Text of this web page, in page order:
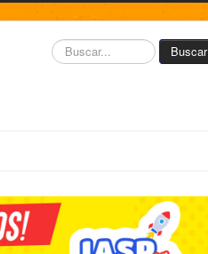
Buscar... Buscar